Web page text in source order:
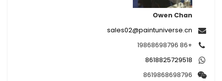
Owen Chan
sales02@paintuniverse.cn
+86 19868698796
8618825729518
8619868698796